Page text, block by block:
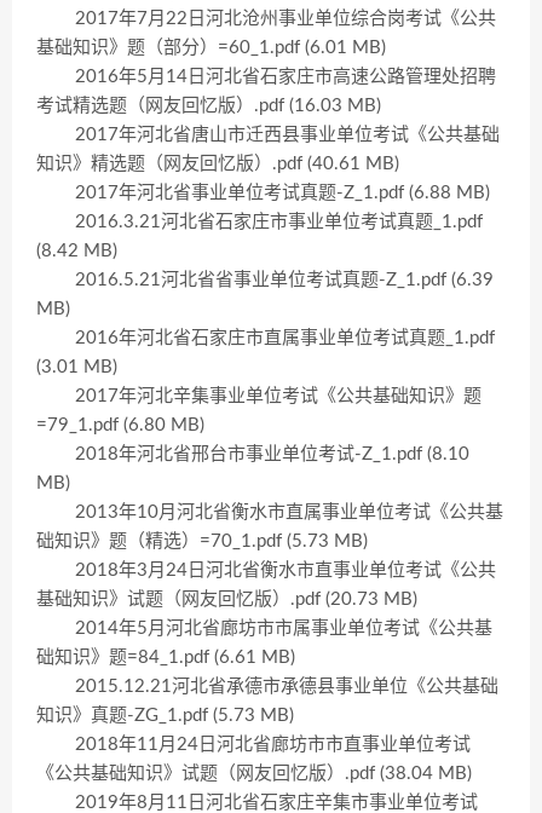
2017年7月22日河北沧州事业单位综合岗考试《公共
基础知识》题（部分）=60_1.pdf (6.01 MB)
2016年5月14日河北省石家庄市高速公路管理处招聘
考试精选题（网友回忆版）.pdf (16.03 MB)
2017年河北省唐山市迁西县事业单位考试《公共基础
知识》精选题（网友回忆版）.pdf (40.61 MB)
2017年河北省事业单位考试真题-Z_1.pdf (6.88 MB)
2016.3.21河北省石家庄市事业单位考试真题_1.pdf
(8.42 MB)
2016.5.21河北省省事业单位考试真题-Z_1.pdf (6.39
MB)
2016年河北省石家庄市直属事业单位考试真题_1.pdf
(3.01 MB)
2017年河北辛集事业单位考试《公共基础知识》题
=79_1.pdf (6.80 MB)
2018年河北省邢台市事业单位考试-Z_1.pdf (8.10
MB)
2013年10月河北省衡水市直属事业单位考试《公共基
础知识》题（精选）=70_1.pdf (5.73 MB)
2018年3月24日河北省衡水市直事业单位考试《公共
基础知识》试题（网友回忆版）.pdf (20.73 MB)
2014年5月河北省廊坊市市属事业单位考试《公共基
础知识》题=84_1.pdf (6.61 MB)
2015.12.21河北省承德市承德县事业单位《公共基础
知识》真题-ZG_1.pdf (5.73 MB)
2018年11月24日河北省廊坊市市直事业单位考试
《公共基础知识》试题（网友回忆版）.pdf (38.04 MB)
2019年8月11日河北省石家庄辛集市事业单位考试